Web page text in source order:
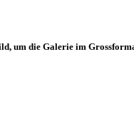
um die Galerie im